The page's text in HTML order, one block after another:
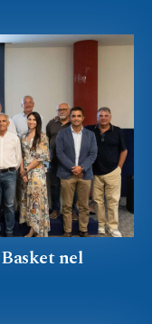
nel